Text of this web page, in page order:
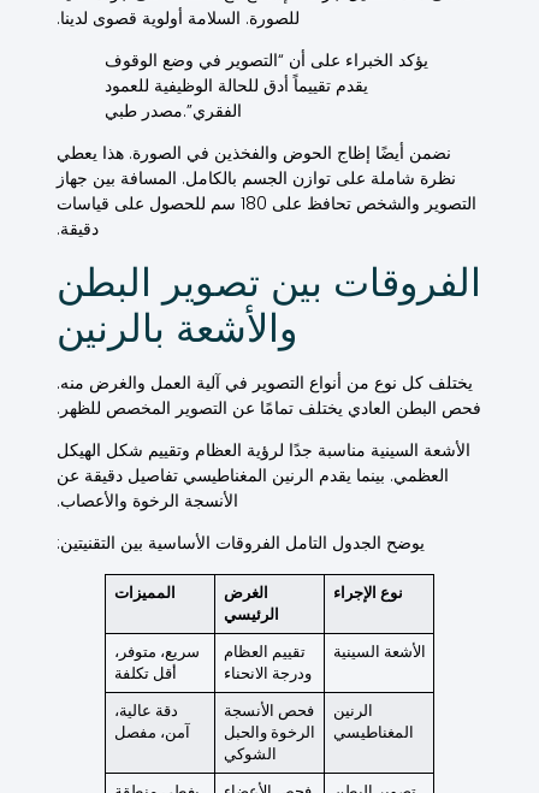
للصورة. السلامة أولوية قصوى لدينا.
يؤكد الخبراء على أن “التصوير في وضع الوقوف
يقدم تقييماً أدق للحالة الوظيفية للعمود
الفقري”.مصدر طبي
نضمن أيضًا إظاج الحوض والفخذين في الصورة. هذا يعطي
نظرة شاملة على توازن الجسم بالكامل. المسافة بين جهاز
التصوير والشخص تحافظ على 180 سم للحصول على قياسات
دقيقة.
الفروقات بين تصوير البطن
والأشعة بالرنين
يختلف كل نوع من أنواع التصوير في آلية العمل والغرض منه.
فحص البطن العادي يختلف تمامًا عن التصوير المخصص للظهر.
الأشعة السينية مناسبة جدًا لرؤية العظام وتقييم شكل الهيكل
العظمي. بينما يقدم الرنين المغناطيسي تفاصيل دقيقة عن
الأنسجة الرخوة والأعصاب.
يوضح الجدول التامل الفروقات الأساسية بين التقنيتين:
نوع الإجراء
الغرض
الرئيسي
المميزات
الأشعة السينية
تقييم العظام
ودرجة الانحناء
سريع، متوفر،
أقل تكلفة
الرنين
المغناطيسي
فحص الأنسجة
الرخوة والحبل
الشوكي
دقة عالية،
آمن، مفصل